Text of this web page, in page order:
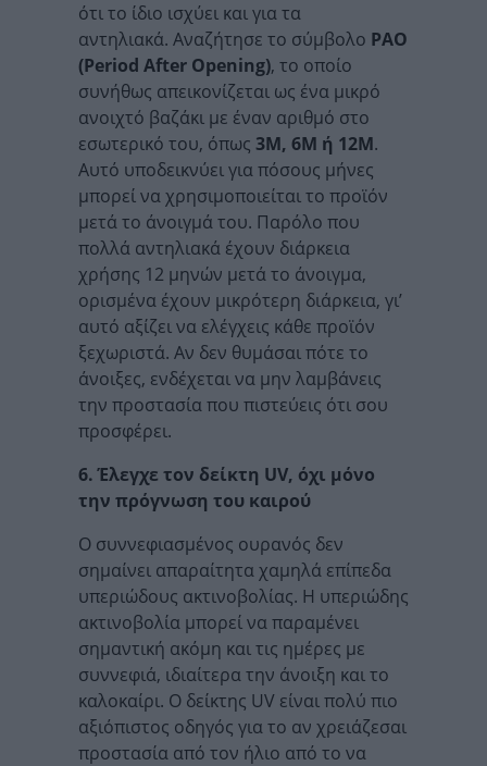
ότι το ίδιο ισχύει και για τα
αντηλιακά. Αναζήτησε το σύμβολο PAO
(Period After Opening), το οποίο
συνήθως απεικονίζεται ως ένα μικρό
ανοιχτό βαζάκι με έναν αριθμό στο
εσωτερικό του, όπως 3M, 6M ή 12M.
Αυτό υποδεικνύει για πόσους μήνες
μπορεί να χρησιμοποιείται το προϊόν
μετά το άνοιγμά του. Παρόλο που
πολλά αντηλιακά έχουν διάρκεια
χρήσης 12 μηνών μετά το άνοιγμα,
ορισμένα έχουν μικρότερη διάρκεια, γι’
αυτό αξίζει να ελέγχεις κάθε προϊόν
ξεχωριστά. Αν δεν θυμάσαι πότε το
άνοιξες, ενδέχεται να μην λαμβάνεις
την προστασία που πιστεύεις ότι σου
προσφέρει.
6. Έλεγχε τον δείκτη UV, όχι μόνο
την πρόγνωση του καιρού
Ο συννεφιασμένος ουρανός δεν
σημαίνει απαραίτητα χαμηλά επίπεδα
υπεριώδους ακτινοβολίας. Η υπεριώδης
ακτινοβολία μπορεί να παραμένει
σημαντική ακόμη και τις ημέρες με
συννεφιά, ιδιαίτερα την άνοιξη και το
καλοκαίρι. Ο δείκτης UV είναι πολύ πιο
αξιόπιστος οδηγός για το αν χρειάζεσαι
προστασία από τον ήλιο από το να